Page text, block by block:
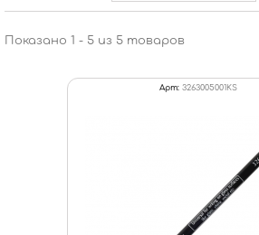
Показано 1 - 5 из 5 товаров
Арт: 3263005001KS